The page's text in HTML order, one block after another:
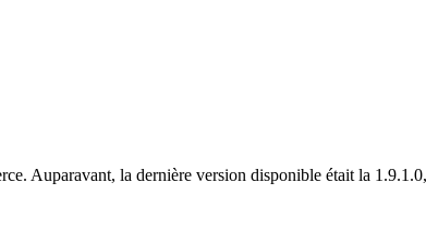
Auparavant, la dernière version disponible était la